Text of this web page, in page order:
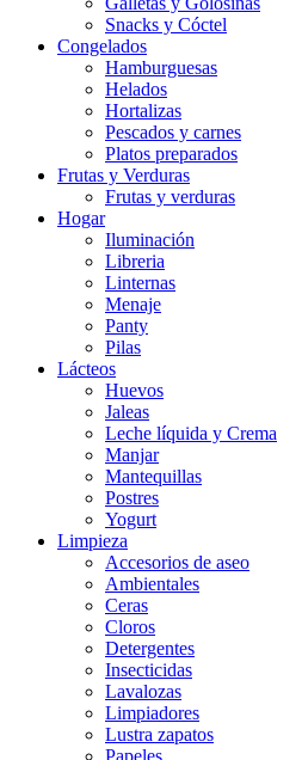
Snacks y Cóctel
Congelados
Hamburguesas
Helados
Hortalizas
Pescados y carnes
Platos preparados
Frutas y Verduras
Frutas y verduras
Hogar
Iluminación
Libreria
Linternas
Menaje
Panty
Pilas
Lácteos
Huevos
Jaleas
Leche líquida y Crema
Manjar
Mantequillas
Postres
Yogurt
Limpieza
Accesorios de aseo
Ambientales
Ceras
Cloros
Detergentes
Insecticidas
Lavalozas
Limpiadores
Lustra zapatos
Papeles